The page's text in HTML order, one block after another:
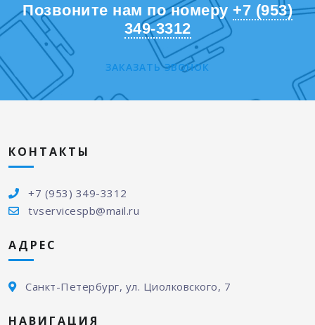
Позвоните нам по номеру +7 (953)
349-3312
ЗАКАЗАТЬ ЗВОНОК
КОНТАКТЫ
+7 (953) 349-3312
tvservicespb@mail.ru
АДРЕС
Санкт-Петербург, ул. Циолковского, 7
НАВИГАЦИЯ